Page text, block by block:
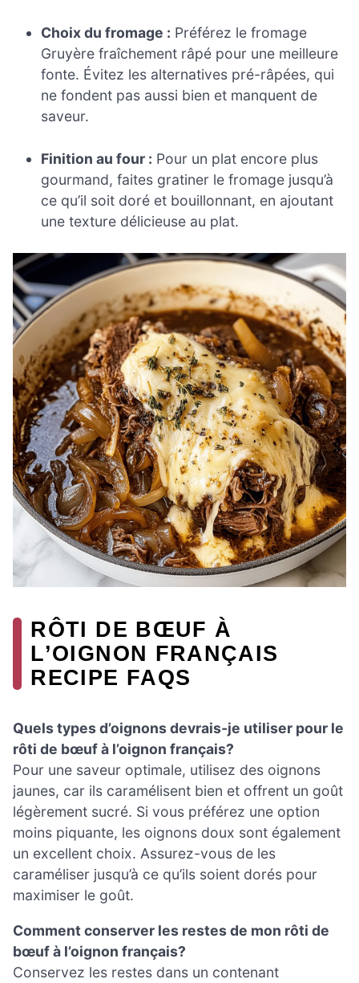
Choix du fromage : Préférez le fromage
Gruyère fraîchement râpé pour une meilleure
fonte. Évitez les alternatives pré-râpées, qui
ne fondent pas aussi bien et manquent de
saveur.
Finition au four : Pour un plat encore plus
gourmand, faites gratiner le fromage jusqu’à
ce qu’il soit doré et bouillonnant, en ajoutant
une texture délicieuse au plat.
RÔTI DE BŒUF À
L’OIGNON FRANÇAIS
RECIPE FAQS
Quels types d’oignons devrais-je utiliser pour le
rôti de bœuf à l’oignon français?
Pour une saveur optimale, utilisez des oignons
jaunes, car ils caramélisent bien et offrent un goût
légèrement sucré. Si vous préférez une option
moins piquante, les oignons doux sont également
un excellent choix. Assurez-vous de les
caraméliser jusqu’à ce qu’ils soient dorés pour
maximiser le goût.
Comment conserver les restes de mon rôti de
bœuf à l’oignon français?
Conservez les restes dans un contenant